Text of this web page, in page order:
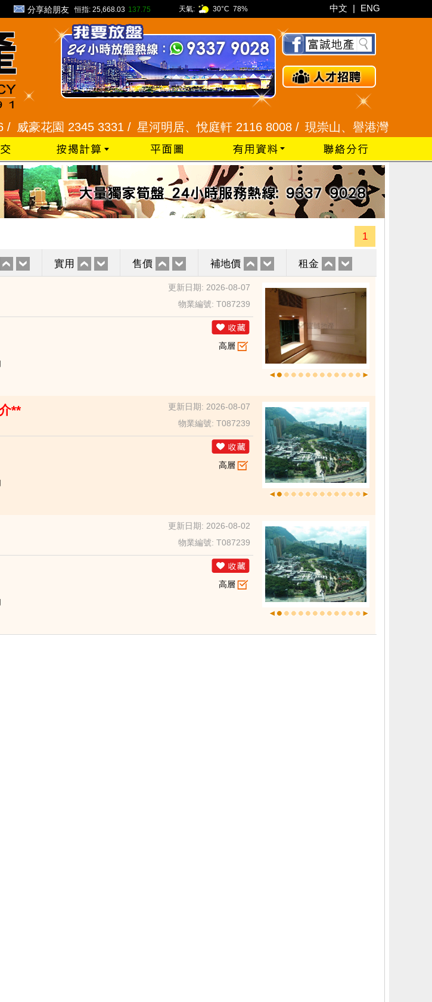
分享給朋友 恒指: 25,668.03 137.75 天氣: 30°C 78% 中文 | ENG
花園 2345 3331 /星河明居、悅庭軒 2116 8008 /現崇山、譽港灣 2345 9926 /
1
實用 售價 補地價 租金
更新日期: 2026-08-07
物業編號: T087239
高層
**
更新日期: 2026-08-07
物業編號: T087239
高層
更新日期: 2026-08-02
物業編號: T087239
高層